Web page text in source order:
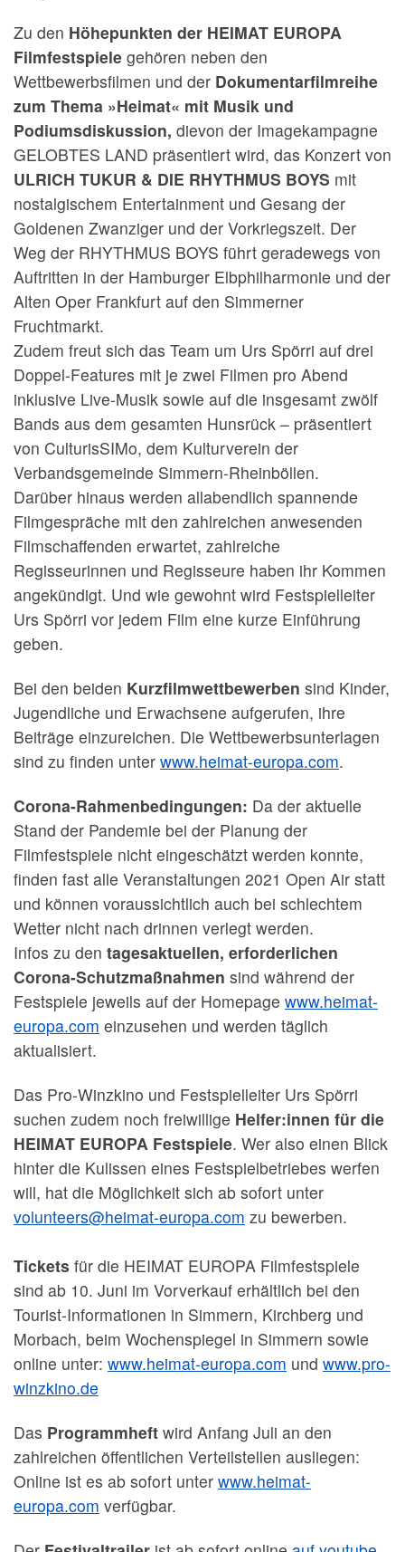
Zu den Höhepunkten der HEIMAT EUROPA
Filmfestspiele gehören neben den
Wettbewerbsfilmen und der Dokumentarfilmreihe
zum Thema »Heimat« mit Musik und
Podiumsdiskussion, dievon der Imagekampagne
GELOBTES LAND präsentiert wird, das Konzert von
ULRICH TUKUR & DIE RHYTHMUS BOYS mit
nostalgischem Entertainment und Gesang der
Goldenen Zwanziger und der Vorkriegszeit. Der
Weg der RHYTHMUS BOYS führt geradewegs von
Auftritten in der Hamburger Elbphilharmonie und der
Alten Oper Frankfurt auf den Simmerner
Fruchtmarkt.
Zudem freut sich das Team um Urs Spörri auf drei
Doppel-Features mit je zwei Filmen pro Abend
inklusive Live-Musik sowie auf die insgesamt zwölf
Bands aus dem gesamten Hunsrück – präsentiert
von CulturisSIMo, dem Kulturverein der
Verbandsgemeinde Simmern-Rheinböllen.
Darüber hinaus werden allabendlich spannende
Filmgespräche mit den zahlreichen anwesenden
Filmschaffenden erwartet, zahlreiche
Regisseurinnen und Regisseure haben ihr Kommen
angekündigt. Und wie gewohnt wird Festspielleiter
Urs Spörri vor jedem Film eine kurze Einführung
geben.
Bei den beiden Kurzfilmwettbewerben sind Kinder,
Jugendliche und Erwachsene aufgerufen, ihre
Beiträge einzureichen. Die Wettbewerbsunterlagen
sind zu finden unter www.heimat-europa.com.
Corona-Rahmenbedingungen: Da der aktuelle
Stand der Pandemie bei der Planung der
Filmfestspiele nicht eingeschätzt werden konnte,
finden fast alle Veranstaltungen 2021 Open Air statt
und können voraussichtlich auch bei schlechtem
Wetter nicht nach drinnen verlegt werden.
Infos zu den tagesaktuellen, erforderlichen
Corona-Schutzmaßnahmen sind während der
Festspiele jeweils auf der Homepage www.heimat-
europa.com einzusehen und werden täglich
aktualisiert.
Das Pro-Winzkino und Festspielleiter Urs Spörri
suchen zudem noch freiwillige Helfer:innen für die
HEIMAT EUROPA Festspiele. Wer also einen Blick
hinter die Kulissen eines Festspielbetriebes werfen
will, hat die Möglichkeit sich ab sofort unter
volunteers@heimat-europa.com zu bewerben.
Tickets für die HEIMAT EUROPA Filmfestspiele
sind ab 10. Juni im Vorverkauf erhältlich bei den
Tourist-Informationen in Simmern, Kirchberg und
Morbach, beim Wochenspiegel in Simmern sowie
online unter: www.heimat-europa.com und www.pro-
winzkino.de
Das Programmheft wird Anfang Juli an den
zahlreichen öffentlichen Verteilstellen ausliegen:
Online ist es ab sofort unter www.heimat-
europa.com verfügbar.